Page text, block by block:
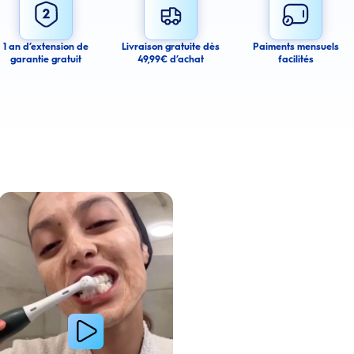
agree to receive email communications regarding this product. We may use
messages about product availability. We process your personal data as
may withdraw your consent or manage your email preferences at any time.
1 an d’extension de
garantie gratuit
Livraison gratuite dès
49,99€ d’achat
Paiments mensuels
facilités
l’apparence de ses dents tachées grâce aux produits Oral-B
Lire la vidéo : Une jeune femme partage sa routine du soir pour des gencives plus saines avec les